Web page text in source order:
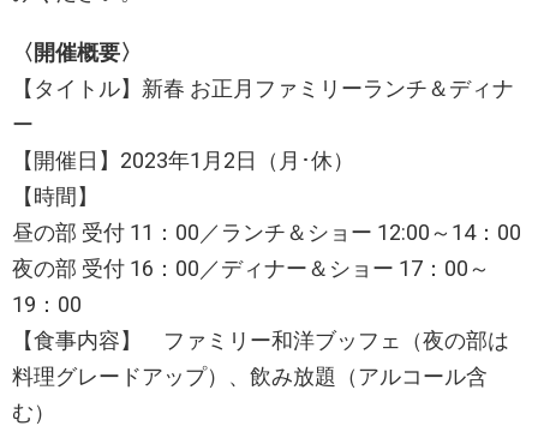
〈開催概要〉
【タイトル】新春 お正月ファミリーランチ＆ディナ
ー
【開催日】2023年1月2日（月･休）
【時間】
昼の部 受付 11：00／ランチ＆ショー 12:00～14：00
夜の部 受付 16：00／ディナー＆ショー 17：00～
19：00
【食事内容】 ファミリー和洋ブッフェ（夜の部は
料理グレードアップ）、飲み放題（アルコール含
む）